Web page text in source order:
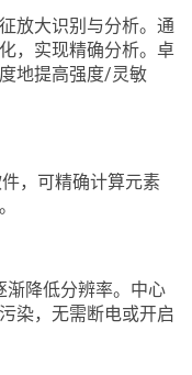
放大识别与分析。通
，实现精确分析。卓
地提高强度/灵敏
，可精确计算元素
渐降低分辨率。中心
染，无需断电或开启